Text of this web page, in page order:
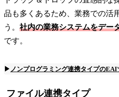
品も多くあるため、業務での活
う。 社内の業務システムをデー
です。
▶ ノンプログラミング連携タイプのEAI
ファイル連携タイプ